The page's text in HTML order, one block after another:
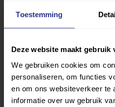
Toestemming
Deze website maakt gebruik
We gebruiken cookies om
personaliseren, om functies
en om ons websiteverkeer te
informatie over uw gebruik
Vind jouw sport
Van atletiek tot zwemmen:
vind je gemakkelijk jouw
Met meer dan 4250
die bij je past.